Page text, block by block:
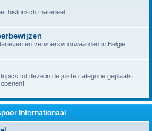
historisch materieel.
en vervoersvoorwaarden in België.
tot deze in de juiste categorie geplaatst
Internationaal